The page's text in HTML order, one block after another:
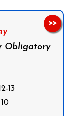
Obligatory
13
>>